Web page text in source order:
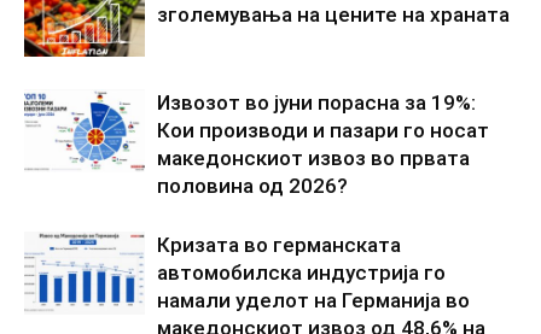
зголемувања на цените на храната
Извозот во јуни порасна за 19%:
Кои производи и пазари го носат
македонскиот извоз во првата
половина од 2026?
Кризата во германската
автомобилска индустрија го
намали уделот на Германија во
македонскиот извоз од 48,6% на